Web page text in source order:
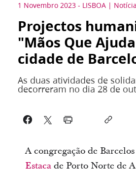
1 Novembro 2023 - LISBOA Notícia
Projectos
"Mãos Que
cidade de
As duas atividades de
decorreram no dia 28 de
A congregação de
Estacade Porto Norte de A